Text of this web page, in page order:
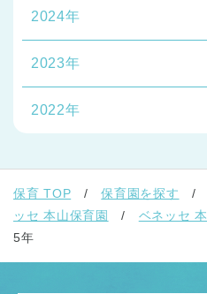
2024年
2023年
2022年
保育 TOP 保育園を探す
ッセ 本山保育園
ベネッセ
5年